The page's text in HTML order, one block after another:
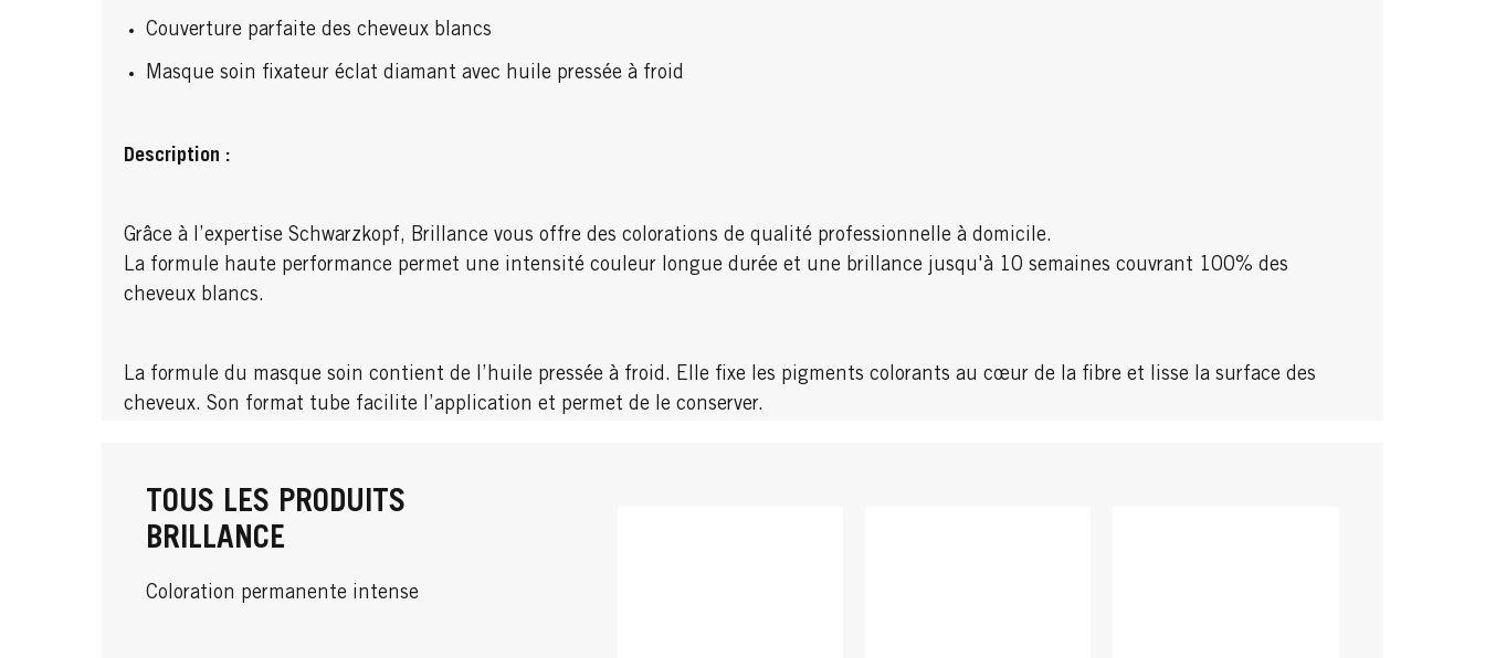
Couverture parfaite des cheveux blancs
Masque soin fixateur éclat diamant avec huile pressée à froid
Description :
Grâce à l’expertise Schwarzkopf, Brillance vous offre des colorations de qualité professionnelle à domicile.
La formule haute performance permet une intensité couleur longue durée et une brillance jusqu'à 10 semaines couvrant 100% des
cheveux blancs.
La formule du masque soin contient de l’huile pressée à froid. Elle fixe les pigments colorants au cœur de la fibre et lisse la surface des
cheveux. Son format tube facilite l’application et permet de le conserver.
TOUS LES PRODUITS
BRILLANCE
Coloration permanente intense